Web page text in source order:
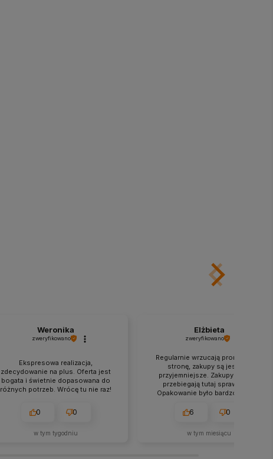
Weronika
zweryfikowano
Ekspresowa realizacja,
zdecydowanie na plus. Oferta jest
bogata i świetnie dopasowana do
różnych potrzeb. Wrócę tu nie raz!
0 0
w tym tygodniu
Elżbieta
zweryfikowano
Regularnie wrzucają promocje na
stronę, zakupy są jeszcze
przyjemniejsze. Zakupy zawsze
przebiegają tutaj sprawnie.👍
Opakowanie było bardzo trwałe i
6 0
w tym miesiącu